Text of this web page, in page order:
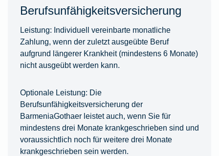
Berufsunfähigkeitsversicherung
Leistung: Individuell vereinbarte monatliche
Zahlung, wenn der zuletzt ausgeübte Beruf
aufgrund längerer Krankheit (mindestens 6 Monate)
nicht ausgeübt werden kann.
Optionale Leistung: Die
Berufsunfähigkeitsversicherung der
BarmeniaGothaer leistet auch, wenn Sie für
mindestens drei Monate krankgeschrieben sind und
voraussichtlich noch für weitere drei Monate
krankgeschrieben sein werden.